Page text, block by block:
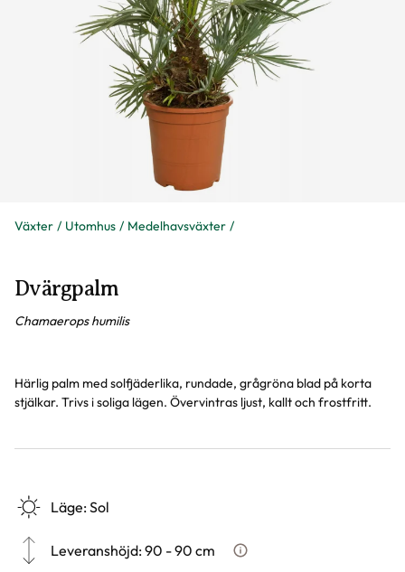
Växter Utomhus Medelhavsväxter
Dvärgpalm
Chamaerops humilis
Härlig palm med solfjäderlika, rundade, grågröna blad på korta
stjälkar. Trivs i soliga lägen. Övervintras ljust, kallt och frostfritt.
Läge:Sol
Leveranshöjd:90 - 90 cm Hur vi mäter leveranshöjd på